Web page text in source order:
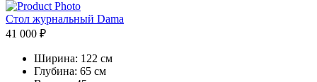
Стол журнальный Dama
41 000 ₽
Ширина: 122 см
Глубина: 65 см